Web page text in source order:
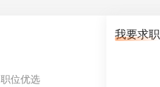
职位优选
我要求职